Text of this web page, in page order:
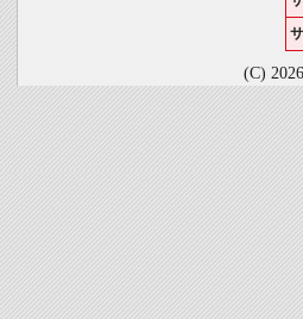
(C) 2026